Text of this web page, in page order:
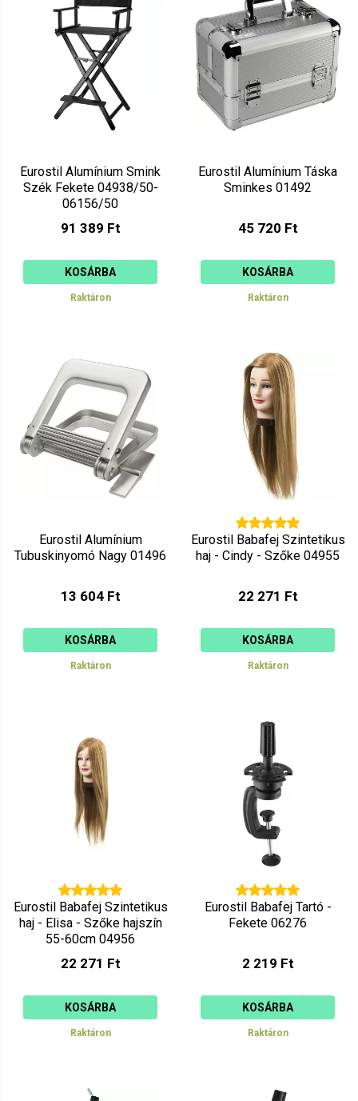
Eurostil Alumínium Smink
Szék Fekete 04938/50-
06156/50
91 389 Ft
KOSÁRBA
Raktáron
Eurostil Alumínium Táska
Sminkes 01492
45 720 Ft
KOSÁRBA
Raktáron
Eurostil Alumínium
Tubuskinyomó Nagy 01496
13 604 Ft
KOSÁRBA
Raktáron
Eurostil Babafej Szintetikus
haj - Cindy - Szőke 04955
22 271 Ft
KOSÁRBA
Raktáron
Eurostil Babafej Szintetikus
haj - Elisa - Szőke hajszín
55-60cm 04956
22 271 Ft
KOSÁRBA
Raktáron
Eurostil Babafej Tartó -
Fekete 06276
2 219 Ft
KOSÁRBA
Raktáron